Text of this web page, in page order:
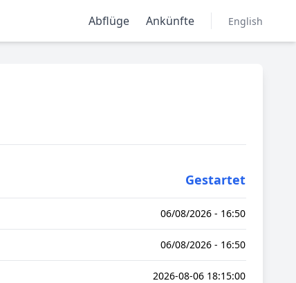
Abflüge Ankünfte English
Gestartet
06/08/2026 - 16:50
06/08/2026 - 16:50
2026-08-06 18:15:00